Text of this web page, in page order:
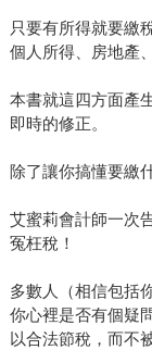
只要有所得就要繳
個人所得、房地產
本書就這四方面產
即時的修正。
除了讓你搞懂要繳
艾蜜莉會計師一次
冤枉稅！
多數人（相信包括
你心裡是否有個疑
以合法節稅，而不